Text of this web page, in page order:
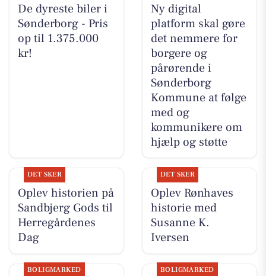
De dyreste biler i
Sønderborg - Pris
op til 1.375.000
kr!
Ny digital
platform skal gøre
det nemmere for
borgere og
pårørende i
Sønderborg
Kommune at følge
med og
kommunikere om
hjælp og støtte
DET SKER
Oplev historien på
Sandbjerg Gods til
Herregårdenes
Dag
DET SKER
Oplev Rønhaves
historie med
Susanne K.
Iversen
BOLIGMARKED BOLIGMARKED